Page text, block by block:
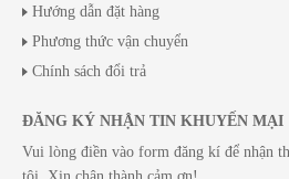
Hướng dẫn đặt hàng
Phương thức vận chuyển
Chính sách đổi trả
ĐĂNG KÝ NHẬN TIN KHUYẾN MẠI
Vui lòng điền vào form đăng kí để nhận